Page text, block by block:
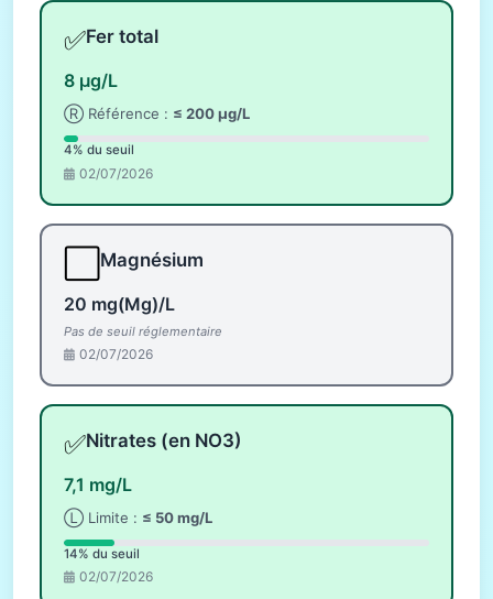
✅Fer total
8 µg/L
Ⓡ Référence : ≤ 200 µg/L
4% du seuil
02/07/2026
Magnésium
20 mg(Mg)/L
Pas de seuil réglementaire
02/07/2026
✅Nitrates (en NO3)
7,1 mg/L
Ⓛ Limite : ≤ 50 mg/L
14% du seuil
02/07/2026